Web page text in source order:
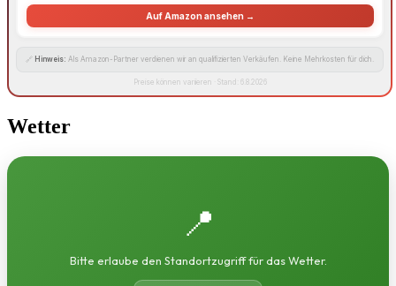
Auf Amazon ansehen →
🔗 Hinweis: Als Amazon-Partner verdienen wir an qualifizierten Verkäufen. Keine Mehrkosten für dich.
Preise können variieren · Stand: 6.8.2026
Wetter
📍
Bitte erlaube den Standortzugriff für das Wetter.